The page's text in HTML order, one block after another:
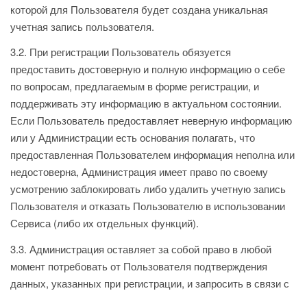
которой для Пользователя будет создана уникальная
учетная запись пользователя.
3.2. При регистрации Пользователь обязуется
предоставить достоверную и полную информацию о себе
по вопросам, предлагаемым в форме регистрации, и
поддерживать эту информацию в актуальном состоянии.
Если Пользователь предоставляет неверную информацию
или у Администрации есть основания полагать, что
предоставленная Пользователем информация неполна или
недостоверна, Администрация имеет право по своему
усмотрению заблокировать либо удалить учетную запись
Пользователя и отказать Пользователю в использовании
Сервиса (либо их отдельных функций).
3.3. Администрация оставляет за собой право в любой
момент потребовать от Пользователя подтверждения
данных, указанных при регистрации, и запросить в связи с